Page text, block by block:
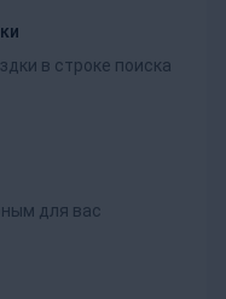
в строке поиска
для вас